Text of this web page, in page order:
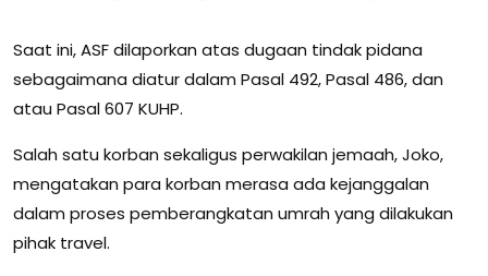
Saat ini, ASF dilaporkan atas dugaan tindak pidana
sebagaimana diatur dalam Pasal 492, Pasal 486, dan
atau Pasal 607 KUHP.
Salah satu korban sekaligus perwakilan jemaah, Joko,
mengatakan para korban merasa ada kejanggalan
dalam proses pemberangkatan umrah yang dilakukan
pihak travel.